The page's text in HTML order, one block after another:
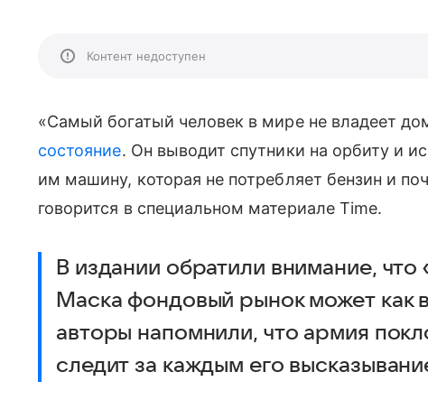
Контент недоступен
«Самый богатый человек в мире не владеет
состояние. Он выводит спутники на орбиту и
им машину, которая не потребляет бензин и
говорится в специальном материале Time.
В издании обратили внимание,
Маска фондовый рынок может как
авторы напомнили, что армия
следит за каждым его